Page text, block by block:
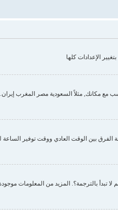
الإعدادات كلها
مكانك, مثلاً السعودية مصر المغرب إيران.
بين الوقت العادي ووقت توفير